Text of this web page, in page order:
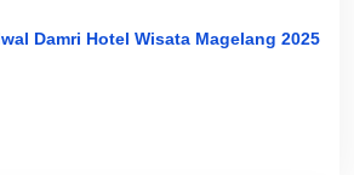
Damri Hotel Wisata Magelang 2025